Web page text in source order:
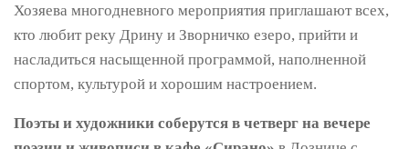
Хозяева многодневного мероприятия приглашают всех,
кто любит реку Дрину и Зворничко езеро, прийти и
насладиться насыщенной программой, наполненной
спортом, культурой и хорошим настроением.
Поэты и художники соберутся в четверг на вечере